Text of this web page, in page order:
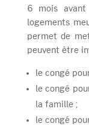
6 mois
logements
permet de
peuvent être
le congé
le congé
la famille ;
le congé